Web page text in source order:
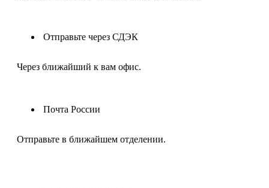
Отправьте через СДЭК
Через ближайший к вам офис.
Почта России
Отправьте в ближайшем отделении.